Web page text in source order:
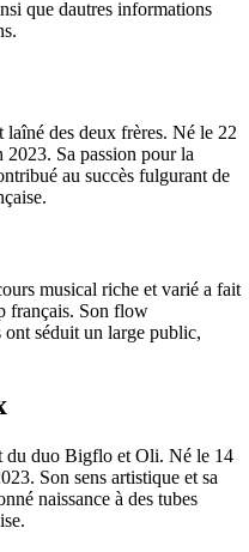
que dautres informations
des deux frères. Né le 22
2023. Sa passion pour la
au succès fulgurant de
musical riche et varié a fait
français. Son flow
ont séduit un large public,
du duo Bigflo et Oli. Né le 14
Son sens artistique et sa
naissance à des tubes